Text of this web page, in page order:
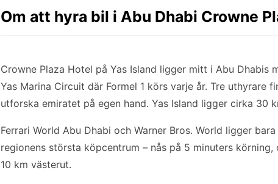
Om att hyra bil i Abu Dhabi Crowne
Crowne Plaza Hotel på Yas Island ligger mitt i Abu
Yas Marina Circuit där Formel 1 körs varje år. Tre uthyrare
utforska emiratet på egen hand. Yas Island ligger cirka 30
Ferrari World Abu Dhabi och Warner Bros. World ligger
regionens största köpcentrum – nås på 5 minuters
10 km västerut.